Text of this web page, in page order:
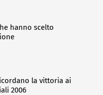
hanno scelto
la vittoria ai
2006